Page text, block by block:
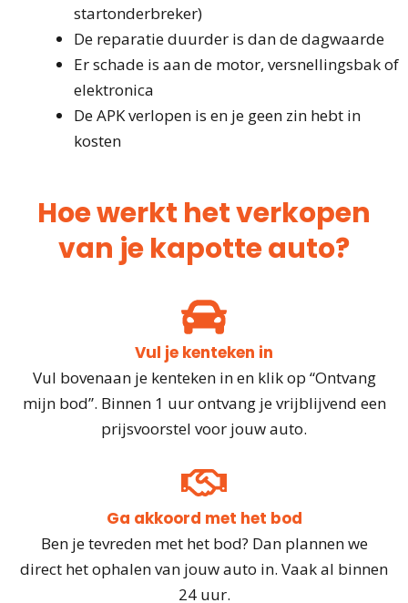
startonderbreker)
De reparatie duurder is dan de dagwaarde
Er schade is aan de motor, versnellingsbak of
elektronica
De APK verlopen is en je geen zin hebt in
kosten
Hoe werkt het verkopen
van je kapotte auto?
Vul je kenteken in
Vul bovenaan je kenteken in en klik op “Ontvang
mijn bod”. Binnen 1 uur ontvang je vrijblijvend een
prijsvoorstel voor jouw auto.
Ga akkoord met het bod
Ben je tevreden met het bod? Dan plannen we
direct het ophalen van jouw auto in. Vaak al binnen
24 uur.